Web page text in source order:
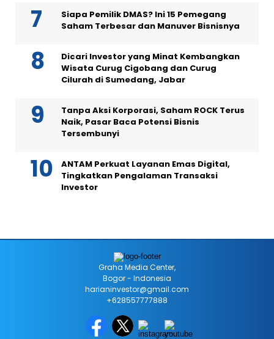
Siapa Pemilik DMAS? Ini 15 Pemegang
Saham Terbesar dan Manuver Bisnisnya
Dicari Investor yang Minat Kembangkan
Wisata Curug Cigobang dan Curug
Cilurah di Sumedang, Jabar
Tanpa Aksi Korporasi, Saham ROCK Terus
Naik, Pasar Baca Potensi Bisnis
Tersembunyi
ANTAM Perkuat Layanan Emas Digital,
Tingkatkan Pengalaman Transaksi
Investor
Graha Media Center,
Bogor - Indonesia
harianinvestor@gmail.com
+628557777888